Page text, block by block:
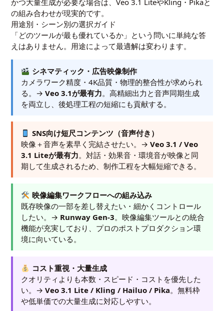
かつ大量生成が必要な場合は、Veo 3.1 LiteやKling・Pikaと
の組み合わせが現実的です。
用途別・シーン別の選択ガイド
「どのツールが最も優れているか」という問いに単純な答
えはありません。用途によって最適解は変わります。
シネマティック・広告映像制作
カメラワーク精度・4K品質・物理的整合性が求められ
る。→Veo 3.1が最有力。高精細出力と音声同期生成
を両立し、後処理工程の短縮にも貢献する。
SNS向け短尺コンテンツ（音声付き）
映像＋音声を素早く完結させたい。→Veo 3.1 / Veo
3.1 Liteが最有力。対話・効果音・環境音が映像と同
期して生成されるため、制作工程を大幅短縮できる。
映像編集ワークフローへの組み込み
既存映像の一部を差し替えたい・細かくコントロール
したい。→ Runway Gen-3。映像編集ツールとの統合
機能が充実しており、プロのポストプロダクション環
境に向いている。
コスト重視・大量生成
クオリティよりも本数・スピード・コストを優先した
い。→Veo 3.1 Lite / Kling / Hailuo / Pika。無料枠
や低単価での大量生成に対応しやすい。